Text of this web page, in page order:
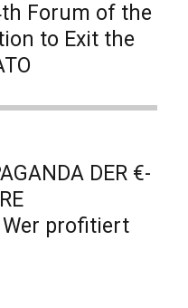
Forum of the
to Exit the
DER €-
Wer profitiert